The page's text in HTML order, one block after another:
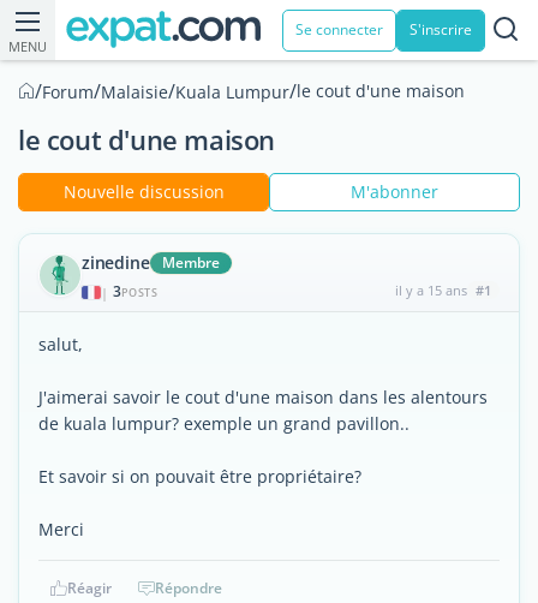
MENU
Se connecter S'inscrire
/Forum/Malaisie/Kuala Lumpur/le cout d'une maison
le cout d'une maison
Nouvelle discussion M'abonner
zinedine Membre
| 3POSTS il y a 15 ans #1
salut,
J'aimerai savoir le cout d'une maison dans les alentours
de kuala lumpur? exemple un grand pavillon..
Et savoir si on pouvait être propriétaire?
Merci
Réagir Répondre